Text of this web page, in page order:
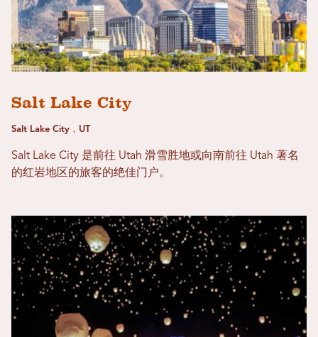
Salt Lake City
Salt Lake City，UT
Salt Lake City 是前往 Utah 滑雪胜地或向南前往 Utah 著名
的红岩地区的旅客的绝佳门户。